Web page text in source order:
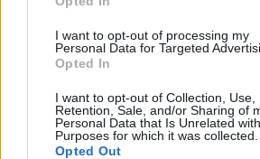
I want to opt-out of processing my
Personal Data for Targeted
Opted In
I want to opt-out of Collection, Use,
Retention, Sale, and/or Sharing of
Personal Data that Is Unrelated
Purposes for which it was collected.
Opted Out
ΕΓΓΡΑΦΗ
Έχω διαβάσει, κατανοώ και αποδέχομαι τους
εχεμύθειαςτου ιστοτόπου της εταιρείας
εποπτεία γονέα ή κηδεμόνα ή επιτρόπου